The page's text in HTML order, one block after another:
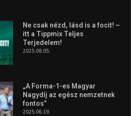
Ne csak nézd, lásd is a focit! –
itt a Tippmix Teljes
Terjedelem!
2025.08.05.
„A Forma-1-es Magyar
Nagydíj az egész nemzetnek
fontos”
2025.06.19.